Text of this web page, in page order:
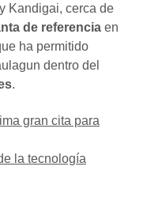
Kandigai, cerca de
de referencia en
ha permitido
dentro del
.
gran cita para
la tecnología